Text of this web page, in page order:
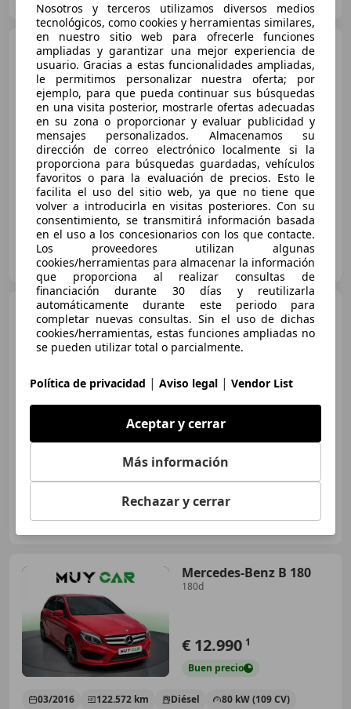
Mercedes-Benz B 180
180d 7G-DCT
€ 13.750 1
Precio justo
03/2016 109.471 km Diésel 80 kW (109 CV)
OCASIONPLUS SEVILLA CENTRO II
ES-41007 Sevilla
Mercedes-Benz B 180B
180d 7G-DCT
€ 14.000
Preciojusto
ES-30002 Murcia
Mercedes-Benz B 180
180d
€ 12.990 1
Buen precio
03/2016 122.572 km Diésel 80 kW (109 CV)
Nosotros y terceros utilizamos diversos medios
tecnológicos, como cookies y herramientas similares,
en nuestro sitio web para ofrecerle funciones
ampliadas y garantizar una mejor experiencia de
usuario. Gracias a estas funcionalidades ampliadas,
le permitimos personalizar nuestra oferta; por
ejemplo, para que pueda continuar sus búsquedas
en una visita posterior, mostrarle ofertas adecuadas
en su zona o proporcionar y evaluar publicidad y
mensajes personalizados. Almacenamos su
dirección de correo electrónico localmente si la
proporciona para búsquedas guardadas, vehículos
favoritos o para la evaluación de precios. Esto le
facilita el uso del sitio web, ya que no tiene que
volver a introducirla en visitas posteriores. Con su
consentimiento, se transmitirá información basada
en el uso a los concesionarios con los que contacte.
Los proveedores utilizan algunas
cookies/herramientas para almacenar la información
que proporciona al realizar consultas de
financiación durante 30 días y reutilizarla
automáticamente durante este periodo para
completar nuevas consultas. Sin el uso de dichas
cookies/herramientas, estas funciones ampliadas no
se pueden utilizar total o parcialmente.
Política de privacidad | Aviso legal | Vendor List
Aceptar y cerrar
Más información
Rechazar y cerrar